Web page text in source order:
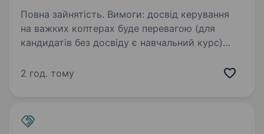
Повна зайнятість. Вимоги: досвід керування
на важких коптерах буде перевагою (для
кандидатів без досвіду є навчальний курс)
відповідальність готовність працювати в зоні
2 год. тому